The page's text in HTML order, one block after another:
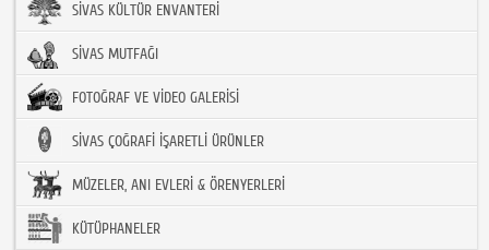
SİVAS KÜLTÜR ENVANTERİ
SİVAS MUTFAĞI
FOTOĞRAF VE VİDEO GALERİSİ
SİVAS ÇOĞRAFİ İŞARETLİ ÜRÜNLER
MÜZELER, ANI EVLERİ & ÖRENYERLERİ
KÜTÜPHANELER